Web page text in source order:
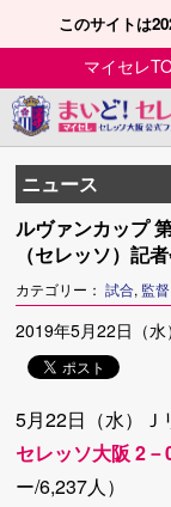
このサイトは
マイセレ
ニュース
ルヴァンカップ
（セレッソ）記
カテゴリー：試合, 監
2019年5月22日（水）
5月22日（水）Ｊ
セレッソ大阪 2
ー/6,237人）